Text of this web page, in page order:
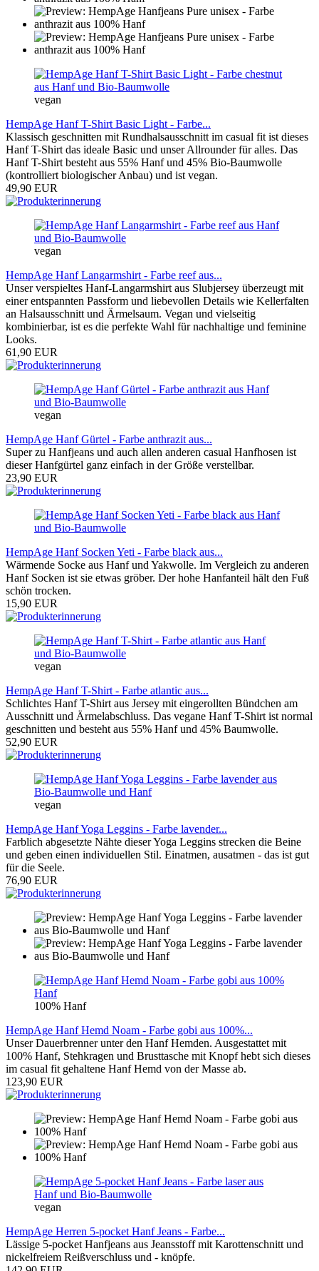
vegan
HempAge Hanf T-Shirt Basic Light - Farbe...
Klassisch geschnitten mit Rundhalsausschnitt im casual fit ist dieses
Hanf T-Shirt das ideale Basic und unser Allrounder für alles. Das
Hanf T-Shirt besteht aus 55% Hanf und 45% Bio-Baumwolle
(kontrolliert biologischer Anbau) und ist vegan.
49,90 EUR
vegan
HempAge Hanf Langarmshirt - Farbe reef aus...
Unser verspieltes Hanf-Langarmshirt aus Slubjersey überzeugt mit
einer entspannten Passform und liebevollen Details wie Kellerfalten
an Halsausschnitt und Ärmelsaum. Vegan und vielseitig
kombinierbar, ist es die perfekte Wahl für nachhaltige und feminine
Looks.
61,90 EUR
vegan
HempAge Hanf Gürtel - Farbe anthrazit aus...
Super zu Hanfjeans und auch allen anderen casual Hanfhosen ist
dieser Hanfgürtel ganz einfach in der Größe verstellbar.
23,90 EUR
HempAge Hanf Socken Yeti - Farbe black aus...
Wärmende Socke aus Hanf und Yakwolle. Im Vergleich zu anderen
Hanf Socken ist sie etwas gröber. Der hohe Hanfanteil hält den Fuß
schön trocken.
15,90 EUR
vegan
HempAge Hanf T-Shirt - Farbe atlantic aus...
Schlichtes Hanf T-Shirt aus Jersey mit eingerollten Bündchen am
Ausschnitt und Ärmelabschluss. Das vegane Hanf T-Shirt ist normal
geschnitten und besteht aus 55% Hanf und 45% Baumwolle.
52,90 EUR
vegan
HempAge Hanf Yoga Leggins - Farbe lavender...
Farblich abgesetzte Nähte dieser Yoga Leggins strecken die Beine
und geben einen individuellen Stil. Einatmen, ausatmen - das ist gut
für die Seele.
76,90 EUR
100% Hanf
HempAge Hanf Hemd Noam - Farbe gobi aus 100%...
Unser Dauerbrenner unter den Hanf Hemden. Ausgestattet mit
100% Hanf, Stehkragen und Brusttasche mit Knopf hebt sich dieses
im casual fit gehaltene Hanf Hemd von der Masse ab.
123,90 EUR
vegan
HempAge Herren 5-pocket Hanf Jeans - Farbe...
Lässige 5-pocket Hanfjeans aus Jeansstoff mit Karottenschnitt und
nickelfreiem Reißverschluss und - knöpfe.